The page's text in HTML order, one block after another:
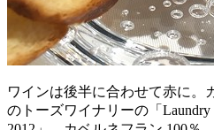
ワインは後半に合わせて赤に。
のトーズワイナリーの「Laundry